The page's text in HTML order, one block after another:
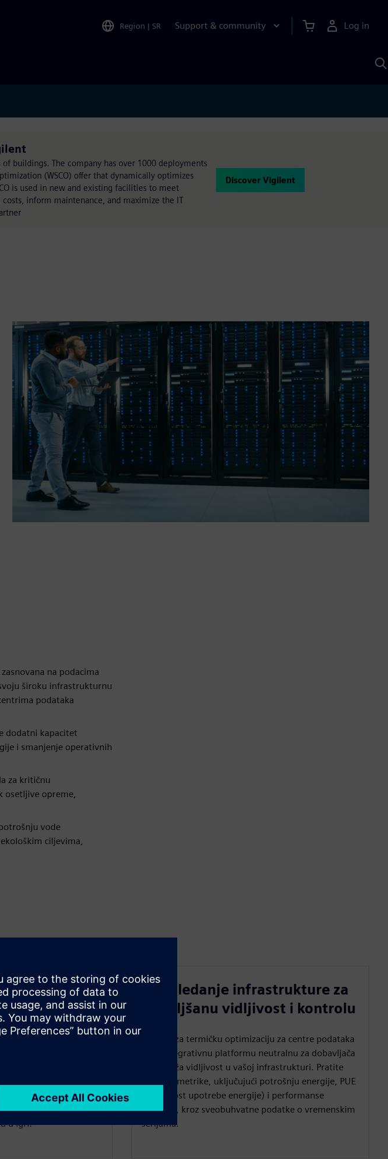
Region | SR Support & community Log in
buildings. The company has over 1000 deployments
(WSCO) offer that dynamically optimizes
is used in new and existing facilities to meet
inform maintenance, and maximize the IT
Discover Vigilent
na podacima
široku infrastrukturnu
podataka
dodatni kapacitet
i smanjenje operativnih
za kritičnu
osetljive opreme,
vode
ciljevima,
o hlađenju
učenja
koristi napredne
unutar vašeg
performanse.
mogu lako da
u igri.
Nadgledanje infrastrukture za
poboljšanu vidljivost i kontrolu
Rešenje za termičku optimizaciju za centre podataka
nudi integrativnu platformu neutralnu za dobavljača
koja pruža vidljivost u vašoj infrastrukturi. Pratite
detaljne metrike, uključujući potrošnju energije, PUE
(efikasnost upotrebe energije) i performanse
hlađenja, kroz sveobuhvatne podatke o vremenskim
serijama.